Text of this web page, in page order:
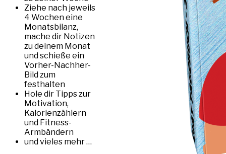
Ziehe nach jeweils
4 Wochen eine
Monatsbilanz,
mache dir Notizen
zu deinem Monat
und schieße ein
Vorher-Nachher-
Bild zum
festhalten
Hole dir Tipps zur
Motivation,
Kalorienzählern
und Fitness-
Armbändern
und vieles mehr …